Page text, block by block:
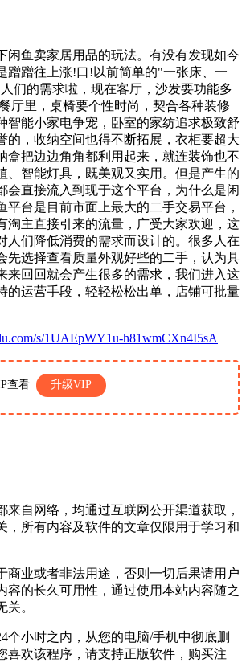
闲鱼卖家居用品的玩法。有没有发现如今
蹭蹭往上涨!口!以前简单的"一张床、一
们的需求啦，现在客厅，沙发要功能多
厅里，桌椅要个性时尚，契合各种装修
智能小家电争宠，卧室的家纺追求极致舒
的，收纳空间也得不断拓展，衣柜要超大
盒把边边角角都利用起来，就连装饰也不
、智能灯具，既美观又实用。但是产生的
会直接流入到现于这个平台，为什么是闲
平台是目前市面上最大的二手交易平台，
淘主直接引来的流量，广受大家欢迎，这
人们降低消费的需求而设计的。很多人在
先选择查看质量外观好些的二手，认为具
来回回就会产生很多的需求，我们进入这
的运营手段，轻轻松松出单，店铺可批量
s/1UAEpWY1u-h81wmCXn4I5sA
查看 升级VIP
来自网络，均通过互联网公开渠道获取，
，所有内容及软件的文章仅限用于学习和
商业或者非法用途，否则一切后果请用户
容的长久可用性，通过使用本站内容随之
。
个小时之内，从您的电脑/手机中彻底删
喜欢该程序，请支持正版软件，购买注